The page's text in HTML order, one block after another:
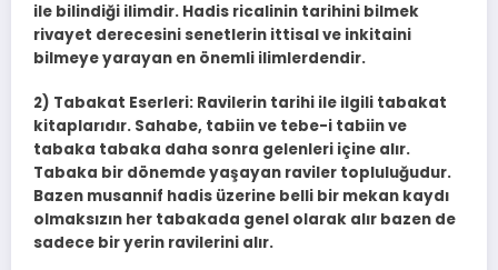
ile bilindiği ilimdir. Hadis ricalinin tarihini bilmek
rivayet derecesini senetlerin ittisal ve inkitaini
bilmeye yarayan en önemli ilimlerdendir.
2) Tabakat Eserleri: Ravilerin tarihi ile ilgili tabakat
kitaplarıdır. Sahabe, tabiin ve tebe-i tabiin ve
tabaka tabaka daha sonra gelenleri içine alır.
Tabaka bir dönemde yaşayan raviler topluluğudur.
Bazen musannif hadis üzerine belli bir mekan kaydı
olmaksızın her tabakada genel olarak alır bazen de
sadece bir yerin ravilerini alır.